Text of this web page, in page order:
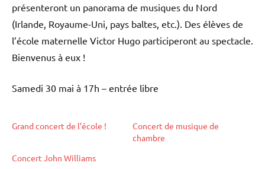
présenteront un panorama de musiques du Nord
(Irlande, Royaume-Uni, pays baltes, etc.). Des élèves de
l’école maternelle Victor Hugo participeront au spectacle.
Bienvenus à eux !
Samedi 30 mai à 17h – entrée libre
Grand concert de l’école !
Concert de musique de
chambre
Concert John Williams